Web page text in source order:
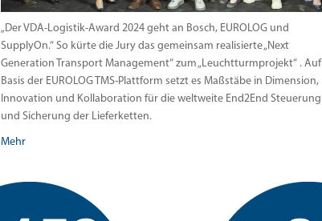
„Der VDA-Logistik-Award 2024 geht an Bosch, EUROLOG und
SupplyOn.“ So kürte die Jury das gemeinsam realisierte „Next
Generation Transport Management“ zum „Leuchtturmprojekt“ . Auf
Basis der EUROLOG TMS-Plattform setzt es Maßstäbe in Dimension,
Innovation und Kollaboration für die weltweite End2End Steuerung
und Sicherung der Lieferketten.
Mehr